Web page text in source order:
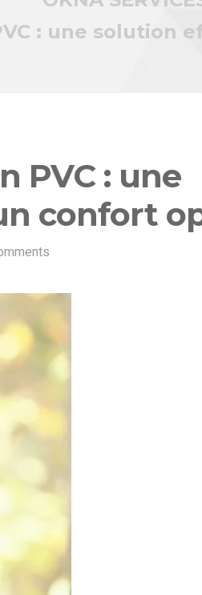
: une solution
PVC : une
confort